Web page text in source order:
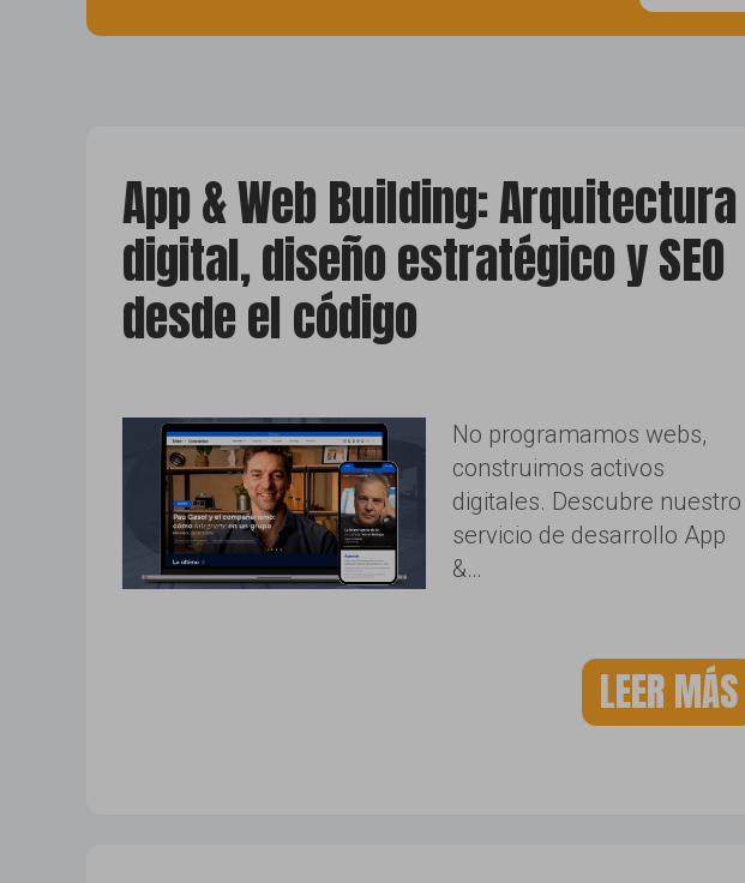
App & Web Building: Arquitectura
digital, diseño estratégico y SEO
desde el código
No programamos webs,
construimos activos
digitales. Descubre nuestro
servicio de desarrollo App
&…
LEER MÁS